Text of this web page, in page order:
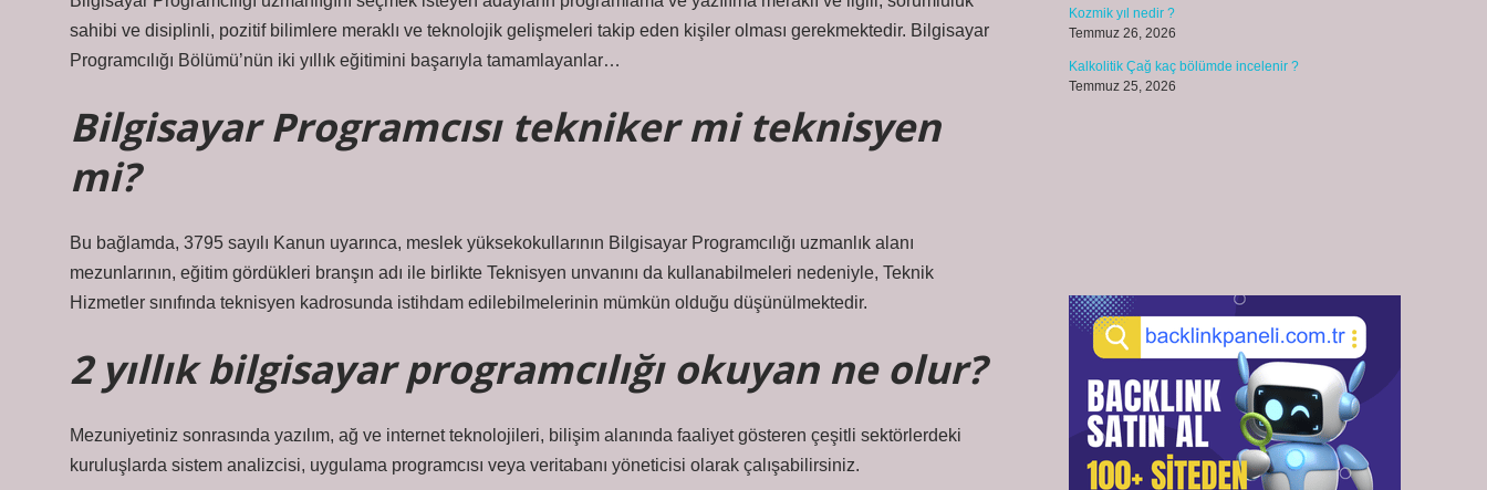
sahibi ve disiplinli, pozitif bilimlere meraklı ve teknolojik gelişmeleri takip eden kişiler olması gerekmektedir. Bilgisayar
Programcılığı Bölümü’nün iki yıllık eğitimini başarıyla tamamlayanlar…
Bilgisayar Programcısı tekniker mi teknisyen
mi?
Bu bağlamda, 3795 sayılı Kanun uyarınca, meslek yüksekokullarının Bilgisayar Programcılığı uzmanlık alanı
mezunlarının, eğitim gördükleri branşın adı ile birlikte Teknisyen unvanını da kullanabilmeleri nedeniyle, Teknik
Hizmetler sınıfında teknisyen kadrosunda istihdam edilebilmelerinin mümkün olduğu düşünülmektedir.
2 yıllık bilgisayar programcılığı okuyan ne olur?
Mezuniyetiniz sonrasında yazılım, ağ ve internet teknolojileri, bilişim alanında faaliyet gösteren çeşitli sektörlerdeki
kuruluşlarda sistem analizcisi, uygulama programcısı veya veritabanı yöneticisi olarak çalışabilirsiniz.
Kozmik yıl nedir ?
Temmuz 26, 2026
Kalkolitik Çağ kaç bölümde incelenir ?
Temmuz 25, 2026